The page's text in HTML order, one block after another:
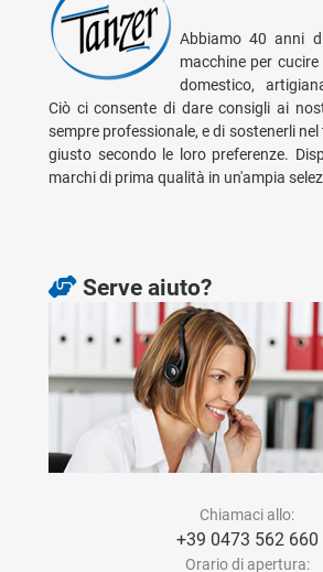
Abbiamo 40 anni
macchine per
domestico,
Ciò ci consente di dare consigli ai
sempre professionale, e di sostenerli
giusto secondo le loro preferenze.
marchi di prima qualità in un'ampia
Serve aiuto?
Chiamaci allo:
+39 0473 562 660
Orario di apertura: